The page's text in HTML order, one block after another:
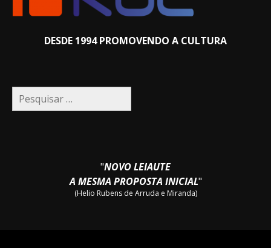
DESDE 1994 PROMOVENDO A CULTURA
Pesquisar
por:
"NOVO LEIAUTE
A MESMA PROPOSTA INICIAL"
(Helio Rubens de Arruda e Miranda)